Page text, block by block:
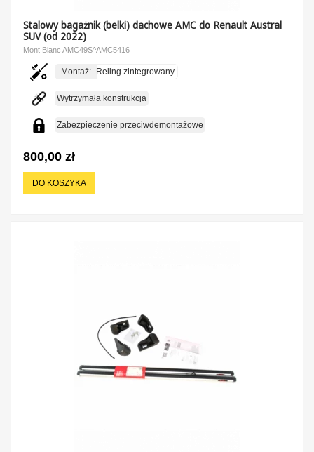
Stalowy bagażnik (belki) dachowe AMC do Renault Austral
SUV (od 2022)
Mont Blanc AMC49S^AMC5416
Montaż: Reling zintegrowany
Wytrzymała konstrukcja
Zabezpieczenie przeciwdemontażowe
800,00 zł
DO KOSZYKA